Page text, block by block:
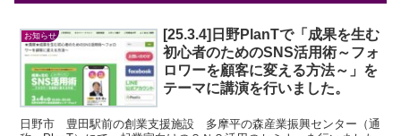
お知らせ
[25.3.4]日野PlanTで「成果を生む
初心者のためのSNS活用術～フォ
ロワーを顧客に変える方法～」を
テーマに講演を行いました。
日野市 豊田駅前の創業支援施設 多摩平の森産業振興センター（通